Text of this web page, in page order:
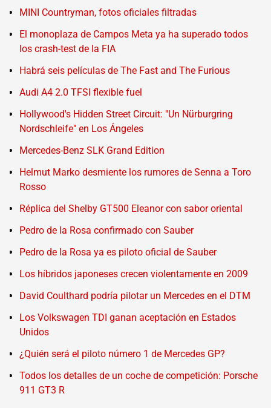
MINI Countryman, fotos oficiales filtradas
El monoplaza de Campos Meta ya ha superado todos
los crash-test de la FIA
Habrá seis películas de The Fast and The Furious
Audi A4 2.0 TFSI flexible fuel
Hollywood's Hidden Street Circuit: "Un Nürburgring
Nordschleife" en Los Ángeles
Mercedes-Benz SLK Grand Edition
Helmut Marko desmiente los rumores de Senna a Toro
Rosso
Réplica del Shelby GT500 Eleanor con sabor oriental
Pedro de la Rosa confirmado con Sauber
Pedro de la Rosa ya es piloto oficial de Sauber
Los híbridos japoneses crecen violentamente en 2009
David Coulthard podría pilotar un Mercedes en el DTM
Los Volkswagen TDI ganan aceptación en Estados
Unidos
¿Quién será el piloto número 1 de Mercedes GP?
Todos los detalles de un coche de competición: Porsche
911 GT3 R